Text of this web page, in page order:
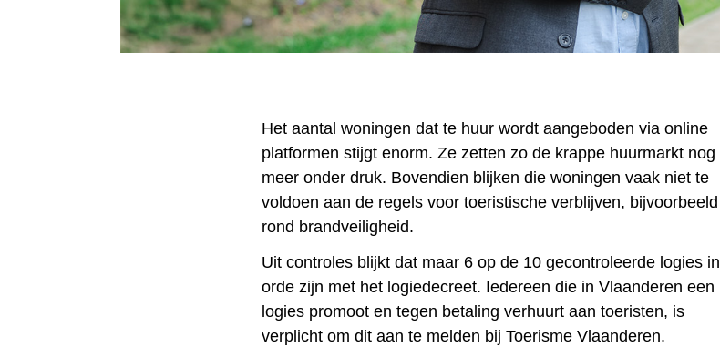
Het aantal woningen dat te huur wordt aangeboden via online
platformen stijgt enorm. Ze zetten zo de krappe huurmarkt nog
meer onder druk. Bovendien blijken die woningen vaak niet te
voldoen aan de regels voor toeristische verblijven, bijvoorbeeld
rond brandveiligheid.
Uit controles blijkt dat maar 6 op de 10 gecontroleerde logies in
orde zijn met het logiedecreet. Iedereen die in Vlaanderen een
logies promoot en tegen betaling verhuurt aan toeristen, is
verplicht om dit aan te melden bij Toerisme Vlaanderen.